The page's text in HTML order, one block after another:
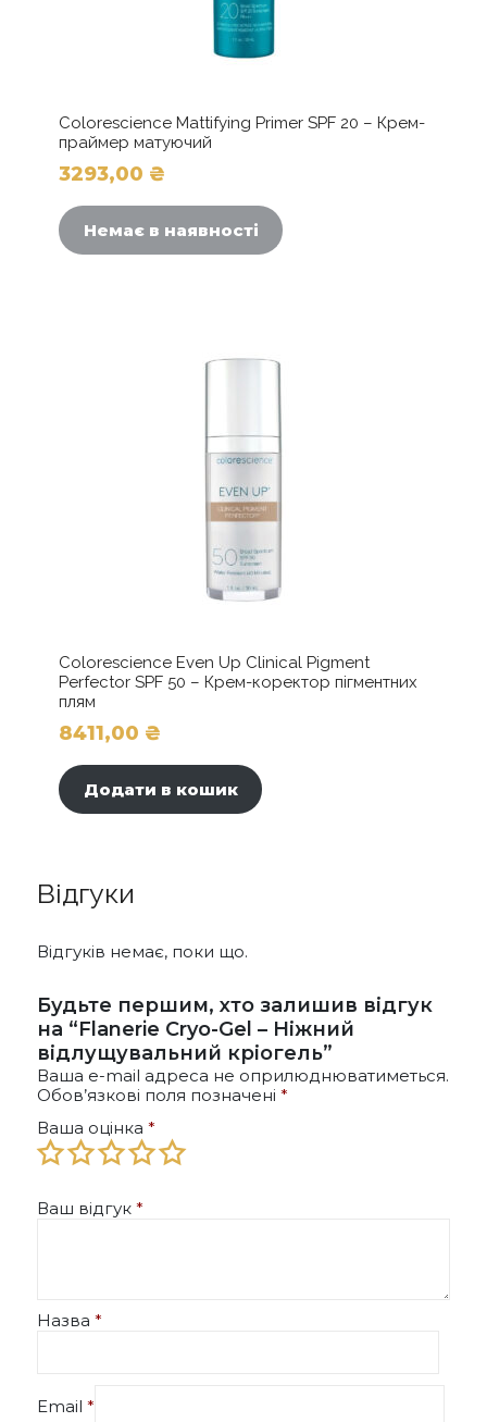
Colorescience Mattifying Primer SPF 20 – Крем-
праймер матуючий
3293,00 ₴
Немає в наявності
Colorescience Even Up Clinical Pigment
Perfector SPF 50 – Крем-коректор пігментних
плям
8411,00 ₴
Додати в кошик
Відгуки
Відгуків немає, поки що.
Будьте першим, хто залишив відгук
на “Flanerie Cryo-Gel – Ніжний
відлущувальний кріогель”
Ваша e-mail адреса не оприлюднюватиметься.
Обов’язкові поля позначені *
Ваша оцінка *
Ваш відгук *
Назва *
Email *